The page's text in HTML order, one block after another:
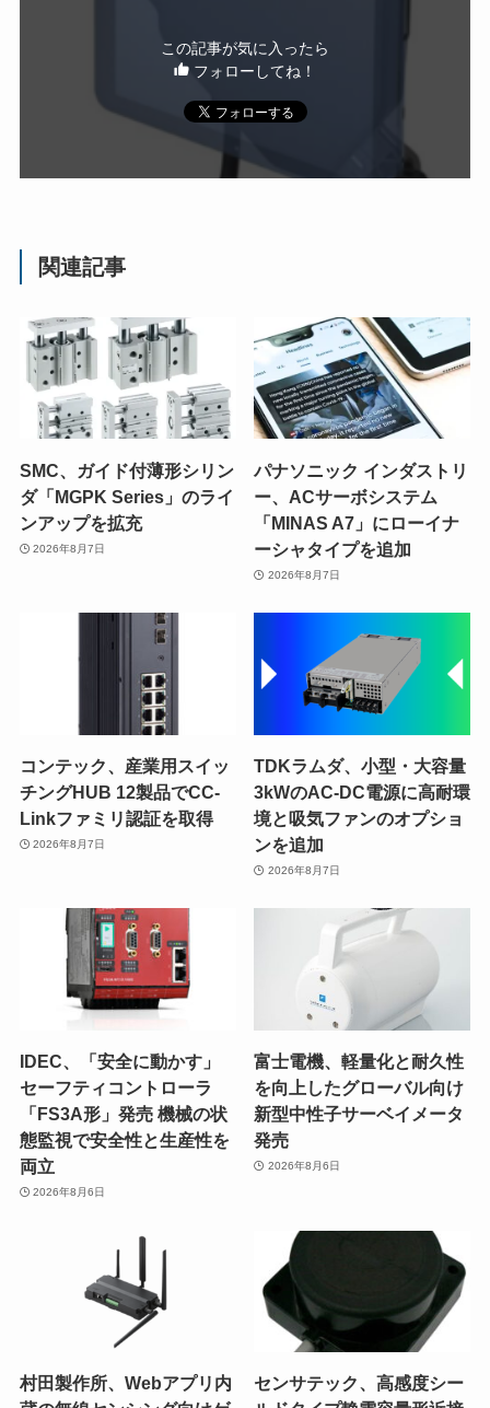
この記事が気に入ったら
フォローしてね！
関連記事
SMC、ガイド付薄形シリン
ダ「MGPK Series」のライ
ンアップを拡充
2026年8月7日
パナソニック インダストリ
ー、ACサーボシステム
「MINAS A7」にローイナ
ーシャタイプを追加
2026年8月7日
コンテック、産業用スイッ
チングHUB 12製品でCC-
Linkファミリ認証を取得
2026年8月7日
TDKラムダ、小型・大容量
3kWのAC-DC電源に高耐環
境と吸気ファンのオプショ
ンを追加
2026年8月7日
IDEC、「安全に動かす」
セーフティコントローラ
「FS3A形」発売 機械の状
態監視で安全性と生産性を
両立
2026年8月6日
富士電機、軽量化と耐久性
を向上したグローバル向け
新型中性子サーベイメータ
発売
2026年8月6日
村田製作所、Webアプリ内
センサテック、高感度シー